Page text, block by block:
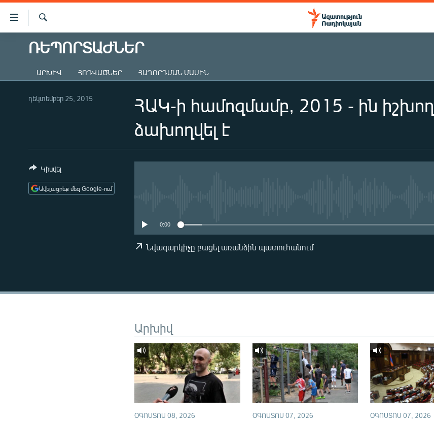
Մատչելիության
հղումներ
հիմնական
մենյուին
ԱԶԱՏՈՒԹՅՈՒՆ TV
ՔԱՂԱՔԱԿԱՆ
ԸՆՏՐՈՒԹՅՈՒՆՆԵՐ 2026
ՂԱՐԱԲԱՂ
ՊԱՏԵՐԱԶՄԻ 6 ՇԱԲԱԹՆԵՐԸ
ՌԵՊՈՐՏԱԺՆԵՐ
ԱՐԽԻՎ ՀՈԴՎԱԾՆԵՐ ՀԱՂՈՐԴՄԱՆ ՄԱՍԻՆ
ՀԱԿ-ի համոզմամբ, 2015 - ին իշխող
ձախողվել է
դեկտեմբեր 25, 2015
0:00
Նվագարկիչը բացել առանձին պատուհանում
Կիսվել
Ավելացրեք մեզ Google-ում
Արխիվ
ՕԳՈՍՏՈՍ 08, 2026 ՕԳՈՍՏՈՍ 07, 2026 ՕԳՈՍՏՈՍ 07, 2026